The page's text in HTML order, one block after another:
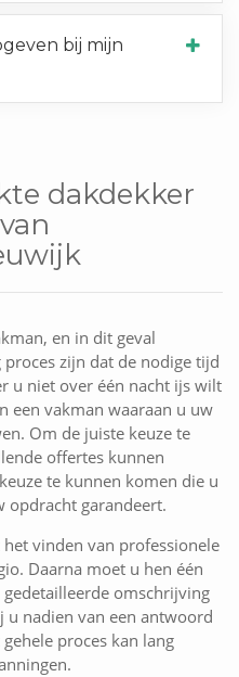
bij mijn
dakdekker
en in dit geval
zijn dat de nodige tijd
u niet over één nacht ijs wilt
een vakman waaraan u uw
Om de juiste keuze te
offertes kunnen
te kunnen komen die u
opdracht garandeert.
vinden van professionele
Daarna moet u hen één
omschrijving
nadien van een antwoord
proces kan lang